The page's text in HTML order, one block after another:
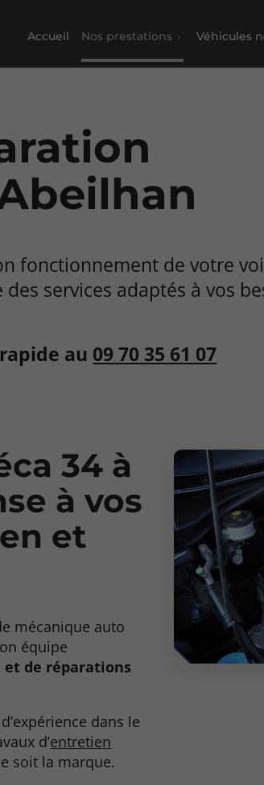
Accueil Nos prestations Véhicules
fonctionnement de votre
services adaptés à vos
au 09 70 35 61 07
34 à
à vos
et
mécanique auto
équipe
et de réparations
dans le
d’entretien
soit la marque.